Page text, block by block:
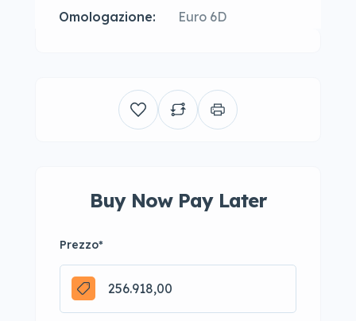
Omologazione: Euro 6D
Buy Now Pay Later
Prezzo*